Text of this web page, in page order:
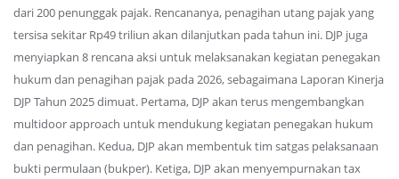
dari 200 penunggak pajak. Rencananya, penagihan utang pajak yang
tersisa sekitar Rp49 triliun akan dilanjutkan pada tahun ini. DJP juga
menyiapkan 8 rencana aksi untuk melaksanakan kegiatan penegakan
hukum dan penagihan pajak pada 2026, sebagaimana Laporan Kinerja
DJP Tahun 2025 dimuat. Pertama, DJP akan terus mengembangkan
multidoor approach untuk mendukung kegiatan penegakan hukum
dan penagihan. Kedua, DJP akan membentuk tim satgas pelaksanaan
bukti permulaan (bukper). Ketiga, DJP akan menyempurnakan tax